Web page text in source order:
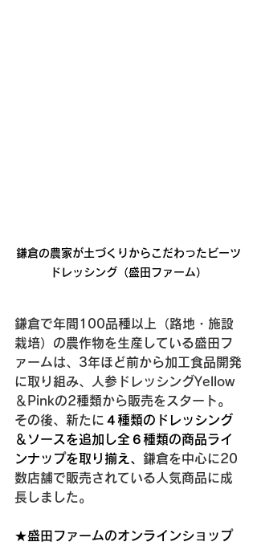
鎌倉の農家が土づくりからこだわったビーツ
ドレッシング（盛田ファーム）
鎌倉で年間100品種以上（路地・施設
栽培）の農作物を生産している盛田フ
ァームは、3年ほど前から加工食品開発
に取り組み、人参ドレッシングYellow
＆Pinkの2種類から販売をスタート。
その後、新たに ４種類のドレッシング
＆ソースを追加し全６種類の商品ライ
ンナップを取り揃え、 鎌倉を中心に20
数店舗で販売されている人気商品に成
長しました。
★盛田ファームのオンラインショップ